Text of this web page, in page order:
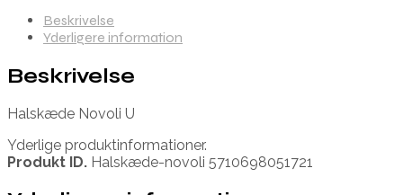
Beskrivelse
Yderligere information
Beskrivelse
Halskæde Novoli U
Yderlige produktinformationer.
Produkt ID. Halskæde-novoli 5710698051721